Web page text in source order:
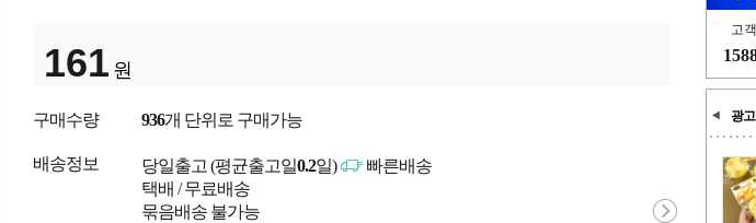
고
광고
161 원
구매수량 936개 단위로 구매가능
배송정보 당일출고 (평균출고일0.2일)
빠른배송
택배 / 무료배송
묶음배송 불가능